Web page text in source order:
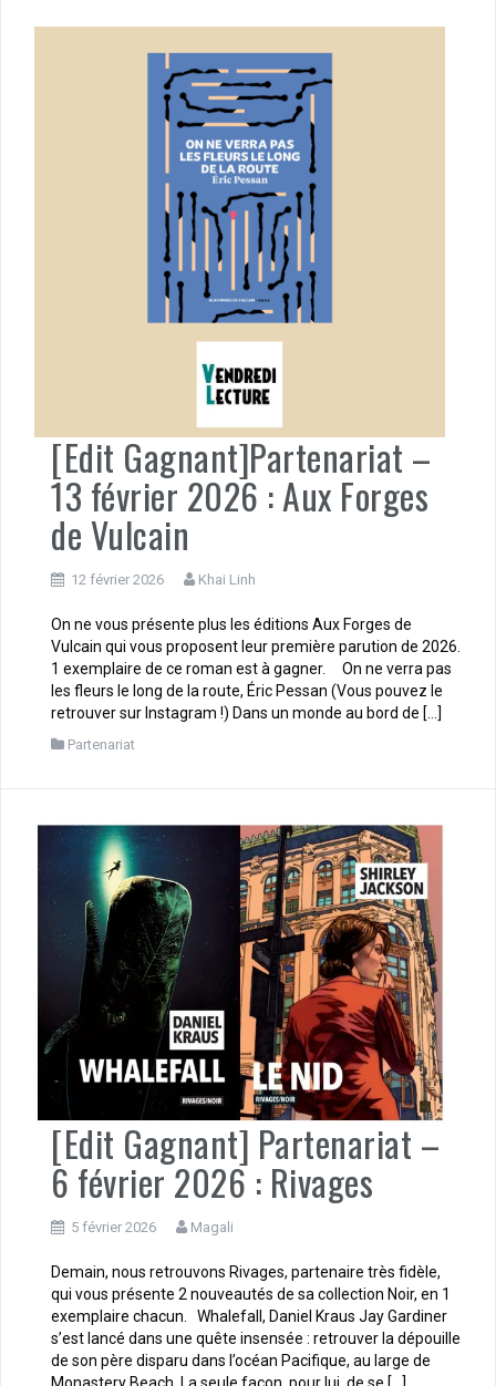
[Edit Gagnant]Partenariat –
13 février 2026 : Aux Forges
de Vulcain
12 février 2026 Khai Linh
On ne vous présente plus les éditions Aux Forges de
Vulcain qui vous proposent leur première parution de 2026.
1 exemplaire de ce roman est à gagner. On ne verra pas
les fleurs le long de la route, Éric Pessan (Vous pouvez le
retrouver sur Instagram !) Dans un monde au bord de […]
Partenariat
[Edit Gagnant] Partenariat –
6 février 2026 : Rivages
5 février 2026 Magali
Demain, nous retrouvons Rivages, partenaire très fidèle,
qui vous présente 2 nouveautés de sa collection Noir, en 1
exemplaire chacun. Whalefall, Daniel Kraus Jay Gardiner
s’est lancé dans une quête insensée : retrouver la dépouille
de son père disparu dans l’océan Pacifique, au large de
Monastery Beach. La seule façon, pour lui, de se […]